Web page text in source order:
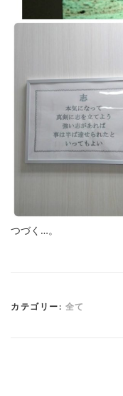
つづく…。
カテゴリー: 全て